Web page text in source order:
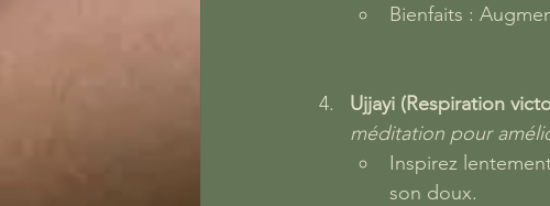
Bienfaits :
Ujjayi (Respiration
méditation pour
Inspirez
son doux.